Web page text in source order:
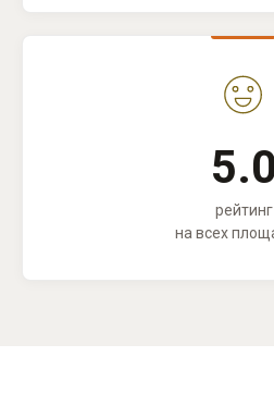
5.0
рейтинг
на всех